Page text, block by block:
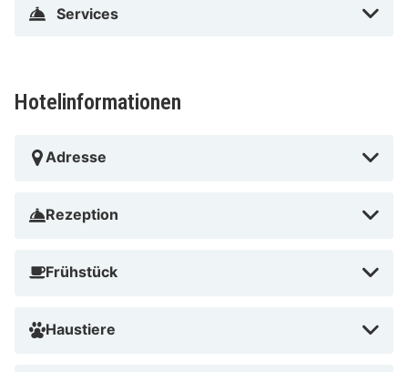
Services
Hotelinformationen
Adresse
Rezeption
Frühstück
Haustiere